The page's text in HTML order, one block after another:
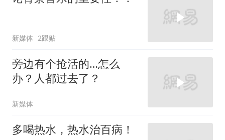
新媒体 2跟贴
旁边有个抢活的…怎么
办？人都过去了？
新媒体
多喝热水，热水治百病！